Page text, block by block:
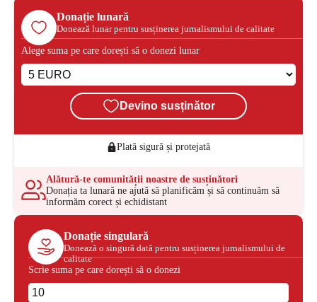
Donație lunară
Donează lunar pentru susținerea jurnalismului de calitate
Alege suma pe care dorești să o donezi lunar
Devino susținător
Plată sigură și protejată
Alătură-te comunității noastre de susținători
Donația ta lunară ne ajută să planificăm și să continuăm să
informăm corect și echidistant
Donație singulară
Donează o singură dată pentru susținerea jurnalismului de
calitate
Scrie suma pe care dorești să o donezi